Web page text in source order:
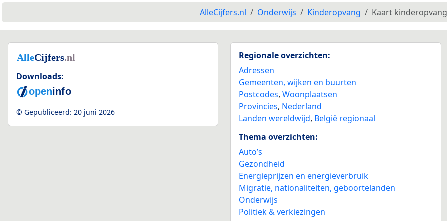
2
AlleCijfers.nl Onderwijs Kinderopvang Kaart kinderopvang
Downloads:
© Gepubliceerd: 20 juni 2026
Regionale overzichten:
Adressen
Gemeenten, wijken en buurten
Postcodes,Woonplaatsen
Provincies, Nederland
Landen wereldwijd, België regionaal
Thema overzichten:
Auto’s
Gezondheid
Energieprijzen en energieverbruik
Migratie, nationaliteiten, geboortelanden
Onderwijs
Politiek & verkiezingen